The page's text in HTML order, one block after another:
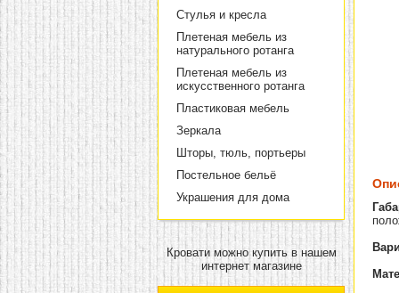
Стулья и кресла
Плетеная мебель из
натурального ротанга
Плетеная мебель из
искусственного ротанга
Пластиковая мебель
Зеркала
Шторы, тюль, портьеры
Постельное бельё
Украшения для дома
Кровати можно купить в нашем
интернет магазине